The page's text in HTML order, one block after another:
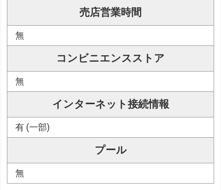
売店営業時間
無
コンビニエンスストア
無
インターネット接続情報
有 (一部)
プール
無